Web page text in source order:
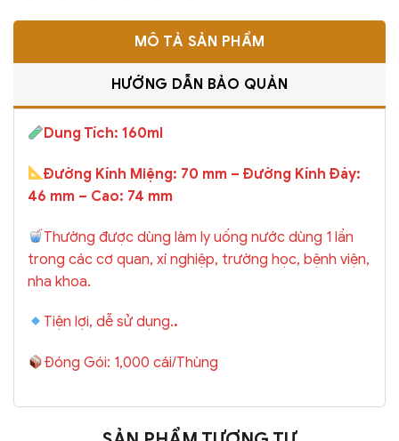
MÔ TẢ SẢN PHẨM
HƯỚNG DẪN BẢO QUẢN
Dung Tích: 160ml
Đường Kính Miệng: 70 mm – Đường Kính Đáy:
46 mm – Cao: 74 mm
Thường được dùng làm ly uống nước dùng 1 lần
trong các cơ quan, xí nghiệp, trường học, bệnh viện,
nha khoa.
Tiện lợi, dễ sử dụng..
Đóng Gói: 1,000 cái/Thùng